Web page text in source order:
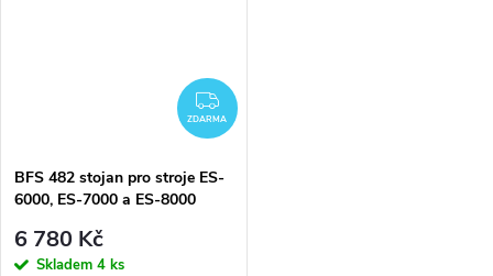
ZDARMA
ZDARMA
BFS 482 stojan pro stroje ES-
6000, ES-7000 a ES-8000
6 780 Kč
Skladem 4 ks